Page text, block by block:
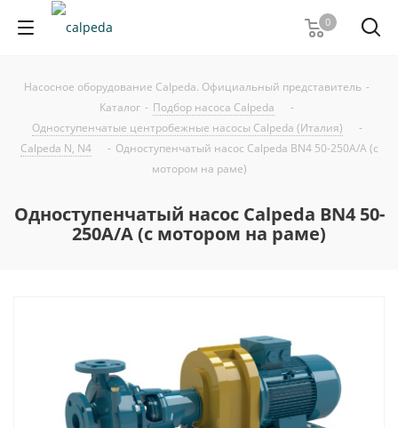
0
Насосное оборудование Calpeda. Официальный представитель -
Каталог - Подбор насоса Calpeda
-
Одноступенчатые центробежные насосы Calpeda (Италия)
-
Calpeda N, N4
- Одноступенчатый насос Calpeda BN4 50-250A/A (с
мотором на раме)
Одноступенчатый насос Calpeda BN4 50-
250A/A (с мотором на раме)